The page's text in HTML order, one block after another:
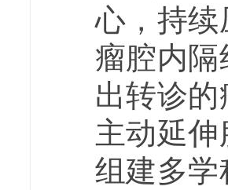
心，持
瘤腔内
出转诊
主动延
组建多